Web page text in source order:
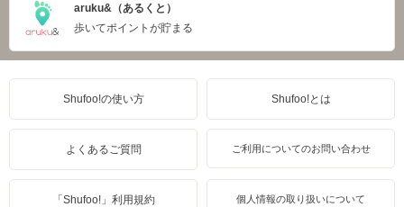
aruku&（あるくと）
歩いてポイントが貯まる
Shufoo!の使い方 Shufoo!とは
よくあるご質問 ご利用についてのお問い合わせ
「Shufoo!」利用規約 個人情報の取り扱いについて